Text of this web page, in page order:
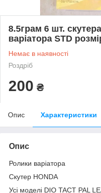
8.5грам 6 шт.
варіатора STD
Немає в наявності
Роздріб
200 ₴
Опис Характеристики
Опис
Ролики варіатора
Скутер HONDA
Усі моделі DIO TACT PAL